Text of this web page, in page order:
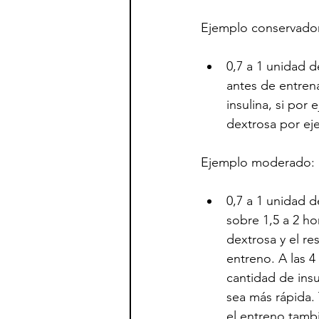
Ejemplo
0,7 a 1 unidad
antes de
insulina, si por
dextrosa por
Ejemplo moderado:
0,7 a 1 unidad
sobre 1,5 a 2
dextrosa y el
entreno. A las
cantidad de
sea más